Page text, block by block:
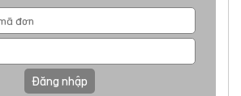
Đăng nhập